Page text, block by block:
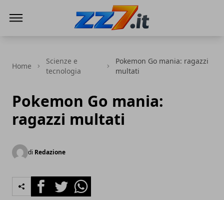
Home
Scienze e
tecnologia
Pokemon Go mania: ragazzi
multati
Pokemon Go mania:
ragazzi multati
di Redazione
FacebookTwitterWhatsapp